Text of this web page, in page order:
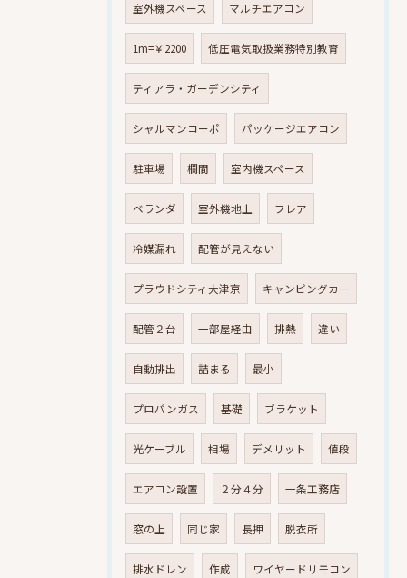
室外機スペース マルチエアコン
1m=￥2200 低圧電気取扱業務特別教育
ティアラ・ガーデンシティ
シャルマンコーポ パッケージエアコン
駐車場 欄間 室内機スペース
ベランダ 室外機地上 フレア
冷媒漏れ 配管が見えない
プラウドシティ大津京 キャンピングカー
配管２台 一部屋経由 排熱 違い
自動排出 詰まる 最小
プロパンガス 基礎 ブラケット
光ケーブル 相場 デメリット 値段
エアコン設置 ２分４分 一条工務店
窓の上 同じ家 長押 脱衣所
排水ドレン 作成 ワイヤードリモコン